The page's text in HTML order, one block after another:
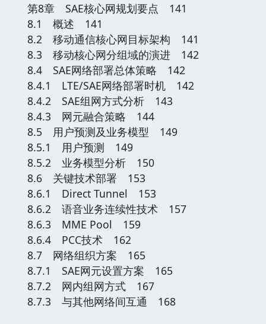
第8章 SAE核心网规划要点 141
8.1 概述 141
8.2 移动通信核心网目标架构 141
8.3 移动核心网分组域的演进 142
8.4 SAE网络部署总体策略 142
8.4.1 LTE/SAE网络部署时机 142
8.4.2 SAE组网方式分析 143
8.4.3 网元融合策略 144
8.5 用户预测及业务模型 149
8.5.1 用户预测 149
8.5.2 业务模型分析 150
8.6 关键技术部署 153
8.6.1 Direct Tunnel 153
8.6.2 语音业务连续性技术 157
8.6.3 MME Pool 159
8.6.4 PCC技术 162
8.7 网络组织方案 165
8.7.1 SAE网元设置方案 165
8.7.2 网内组网方式 167
8.7.3 与其他网络间互通 168